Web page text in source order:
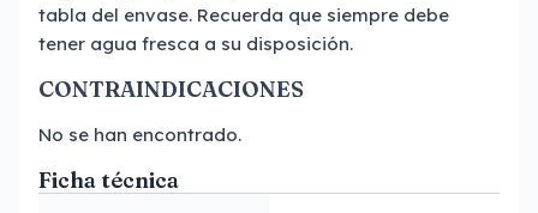
tabla del envase. Recuerda que siempre debe
tener agua fresca a su disposición.
CONTRAINDICACIONES
No se han encontrado.
Ficha técnica